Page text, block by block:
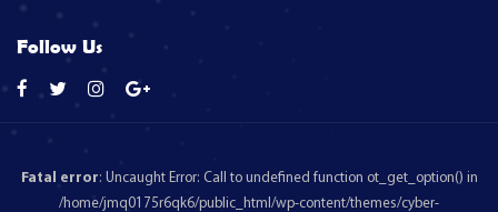
Follow Us
Fatal error: Uncaught Error: Call to undefined function ot_get_option() in
/home/jmq0175r6qk6/public_html/wp-content/themes/cyber-